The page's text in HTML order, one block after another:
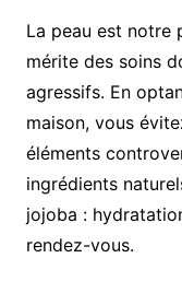
La peau est notre
mérite des soins
agressifs. En
maison, vous
éléments
ingrédients
jojoba :
rendez-vous.